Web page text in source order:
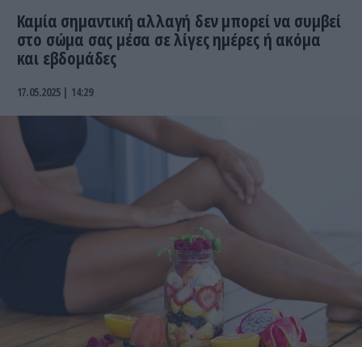
Καμία σημαντική αλλαγή δεν μπορεί να συμβεί
στο σώμα σας μέσα σε λίγες ημέρες ή ακόμα
και εβδομάδες
17.05.2025 | 14:29